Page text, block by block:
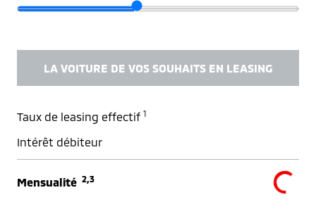
LA VOITURE DE VOS SOUHAITS EN LEASING
Taux de leasing effectif 1
Intérêt débiteur
Mensualité 2,3